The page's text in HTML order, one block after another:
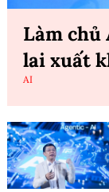
Làm chủ
lai xuất
AI